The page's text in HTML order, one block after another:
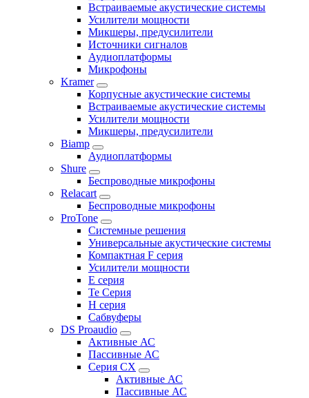
Встраиваемые акустические системы
Усилители мощности
Микшеры, предусилители
Источники сигналов
Аудиоплатформы
Микрофоны
Kramer
Корпусные акустические системы
Встраиваемые акустические системы
Усилители мощности
Микшеры, предусилители
Biamp
Аудиоплатформы
Shure
Беспроводные микрофоны
Relacart
Беспроводные микрофоны
ProTone
Системные решения
Универсальные акустические системы
Компактная F серия
Усилители мощности
E серия
Te Серия
H серия
Сабвуферы
DS Proaudio
Активные АС
Пассивные АС
Серия CX
Активные АС
Пассивные АС